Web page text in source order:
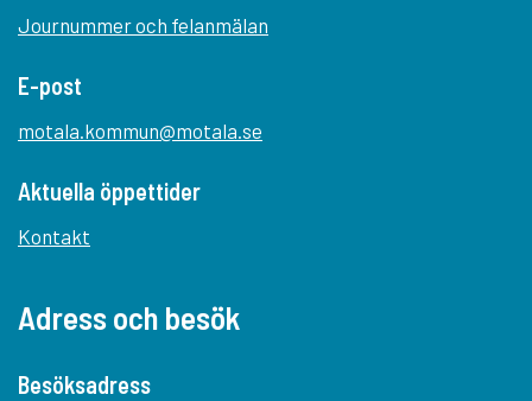
Journummer och felanmälan
E-post
motala.kommun@motala.se
Aktuella öppettider
Kontakt
Adress och besök
Besöksadress